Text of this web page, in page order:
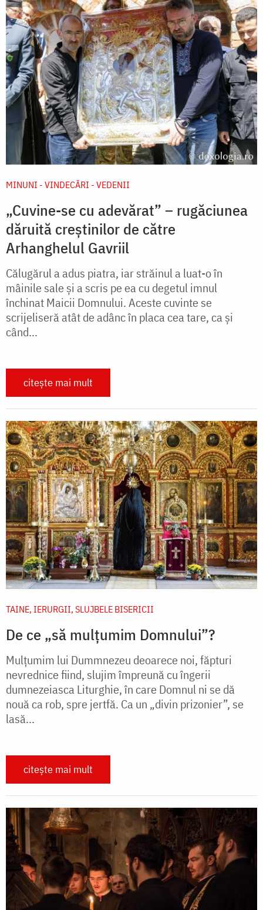
MINUNI - VINDECĂRI - VEDENII
„Cuvine-se cu adevărat” – rugăciunea
dăruită creștinilor de către
Arhanghelul Gavriil
Călugărul a adus piatra, iar străinul a luat-o în
mâinile sale şi a scris pe ea cu degetul imnul
închinat Maicii Domnului. Aceste cuvinte se
scrijeliseră atât de adânc în placa cea tare, ca şi
când...
citește mai mult
TAINE, IERURGII, SLUJBELE BISERICII
De ce „să mulțumim Domnului”?
Mulțumim lui Dummnezeu deoarece noi, făpturi
nevrednice fiind, slujim împreună cu îngerii
dumnezeiasca Liturghie, în care Domnul ni se dă
nouă ca rob, spre jertfă. Ca un „divin prizonier”, se
lasă...
citește mai mult